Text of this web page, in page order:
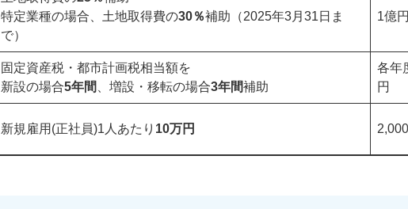
特定業種の場合、土地取得費の30％補助（2025年3月31日ま
で）
1億円
固定資産税・都市計画税相当額を
新設の場合5年間 、増設・移転の場合3年間補助
各年
円
新規雇用(正社員)1人あたり 10万円